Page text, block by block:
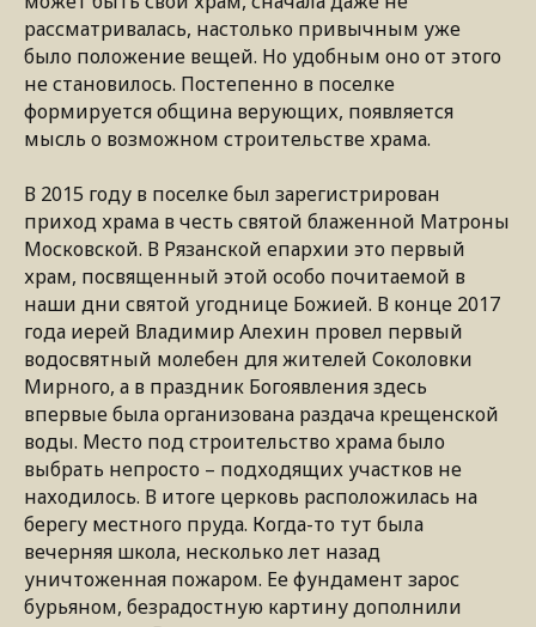
рассматривалась, настолько привычным уже
было положение вещей. Но удобным оно от этого
не становилось. Постепенно в поселке
формируется община верующих, появляется
мысль о возможном строительстве храма.
В 2015 году в поселке был зарегистрирован
приход храма в честь святой блаженной Матроны
Московской. В Рязанской епархии это первый
храм, посвященный этой особо почитаемой в
наши дни святой угоднице Божией. В конце 2017
года иерей Владимир Алехин провел первый
водосвятный молебен для жителей Соколовки
Мирного, а в праздник Богоявления здесь
впервые была организована раздача крещенской
воды. Место под строительство храма было
выбрать непросто – подходящих участков не
находилось. В итоге церковь расположилась на
берегу местного пруда. Когда-то тут была
вечерняя школа, несколько лет назад
уничтоженная пожаром. Ее фундамент зарос
бурьяном, безрадостную картину дополнили